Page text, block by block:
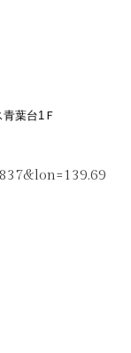
青葉台1 Ｆ